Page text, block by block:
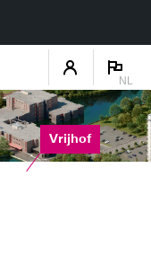
NL
Vrijhof